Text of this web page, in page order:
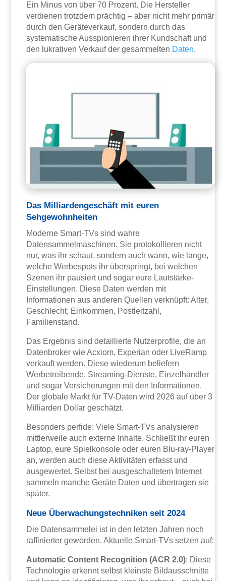
Ein Minus von über 70 Prozent. Die Hersteller
verdienen trotzdem prächtig – aber nicht mehr primär
durch den Geräteverkauf, sondern durch das
systematische Ausspionieren ihrer Kundschaft und
den lukrativen Verkauf der gesammelten Daten.
Das Milliardengeschäft mit euren
Sehgewohnheiten
Moderne Smart-TVs sind wahre
Datensammelmaschinen. Sie protokollieren nicht
nur, was ihr schaut, sondern auch wann, wie lange,
welche Werbespots ihr überspringt, bei welchen
Szenen ihr pausiert und sogar eure Lautstärke-
Einstellungen. Diese Daten werden mit
Informationen aus anderen Quellen verknüpft: Alter,
Geschlecht, Einkommen, Postleitzahl,
Familienstand.
Das Ergebnis sind detaillierte Nutzerprofile, die an
Datenbroker wie Acxiom, Experian oder LiveRamp
verkauft werden. Diese wiederum beliefern
Werbetreibende, Streaming-Dienste, Einzelhändler
und sogar Versicherungen mit den Informationen.
Der globale Markt für TV-Daten wird 2026 auf über 3
Milliarden Dollar geschätzt.
Besonders perfide: Viele Smart-TVs analysieren
mittlerweile auch externe Inhalte. Schließt ihr euren
Laptop, eure Spielkonsole oder euren Blu-ray-Player
an, werden auch diese Aktivitäten erfasst und
ausgewertet. Selbst bei ausgeschaltetem Internet
sammeln manche Geräte Daten und übertragen sie
später.
Neue Überwachungstechniken seit 2024
Die Datensammelei ist in den letzten Jahren noch
raffinierter geworden. Aktuelle Smart-TVs setzen auf:
Automatic Content Recognition (ACR 2.0): Diese
Technologie erkennt selbst kleinste Bildausschnitte